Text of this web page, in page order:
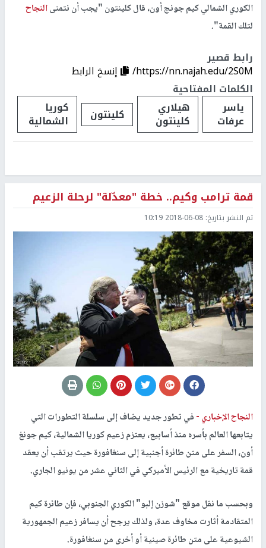
الكوري الشمالي كيم جونج أون، قال كلينتون "يجب أن نتمنىالنجاح
لتلك القمة".
رابط قصير
https://nn.najah.edu/2S0M/
إنسخ الرابط
الكلمات المفتاحية
ياسر
عرفات
هيلاري
كلينتون كلينتون كوريا
الشمالية
قمة ترامب وكيم.. خطة "معدّلة" لرحلة الزعيم
تم النشر بتاريخ: 2018-06-08 10:19
النجاح الإخباري -في تطور جديد يضاف إلى سلسلة التطورات التي
يتابعها العالم بأسره منذ أسابيع، يعتزم زعيم كوريا الشمالية، كيم جونغ
أون، السفر على متن طائرة أجنبية إلى سنغافورة حيث يرتقب أن يعقد
قمة تاريخية مع الرئيس الأميركي في الثاني عشر من يونيو الجاري.
وبحسب ما نقل موقع "شوزن إلبو" الكوري الجنوبي، فإن طائرة كيم
المتقادمة أثارت مخاوف عدة، ولذلك يرجح أن يسافر زعيم الجمهورية
الشيوعية على متن طائرة صينية أو أخرى من سنغافورة.